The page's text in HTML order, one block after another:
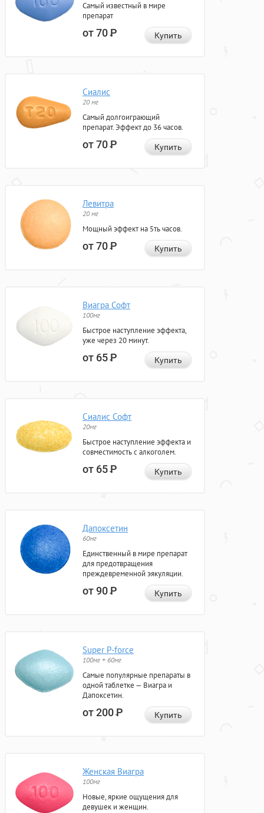
Самый известный в мире
препарат
от 70Р Купить
Сиалис
20 мг
Самый долгоиграющий
препарат. Эффект до 36 часов.
от 70Р Купить
Левитра
20 мг
Мощный эффект на 5ть часов.
от 70Р Купить
Виагра Софт
100мг
Быстрое наступление эффекта,
уже через 20 минут.
от 65Р Купить
Сиалис Софт
20мг
Быстрое наступление эффекта и
совместимость с алкоголем.
от 65Р Купить
Дапоксетин
60мг
Единственный в мире препарат
для предотвращения
преждевременной эякуляции.
от 90Р Купить
Super P-force
100мг + 60мг
Самые популярные препараты в
одной таблетке — Виагра и
Дапоксетин.
от 200Р Купить
Женская Виагра
100мг
Новые, яркие ощущения для
девушек и женщин.